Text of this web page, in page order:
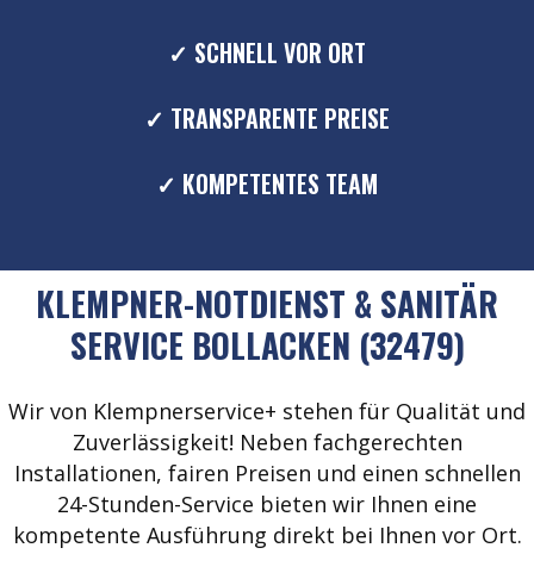
✓ SCHNELL VOR ORT
✓ TRANSPARENTE PREISE
✓ KOMPETENTES TEAM
KLEMPNER-NOTDIENST & SANITÄR
SERVICE BOLLACKEN (32479)
Wir von Klempnerservice+ stehen für Qualität und
Zuverlässigkeit! Neben fachgerechten
Installationen, fairen Preisen und einen schnellen
24-Stunden-Service bieten wir Ihnen eine
kompetente Ausführung direkt bei Ihnen vor Ort.